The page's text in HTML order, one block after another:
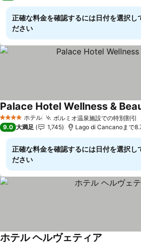
正確な料金を確認するには日付を選択し
ださい
4 ホテルのランク
ホテル ボルミオ温泉施設での特別割引
Palace Hotel Wellness &
9.0 大満足 1,745 Lago di Cancanoまで
正確な料金を確認するには日付を選択し
ださい
ホテル ヘルヴェティア